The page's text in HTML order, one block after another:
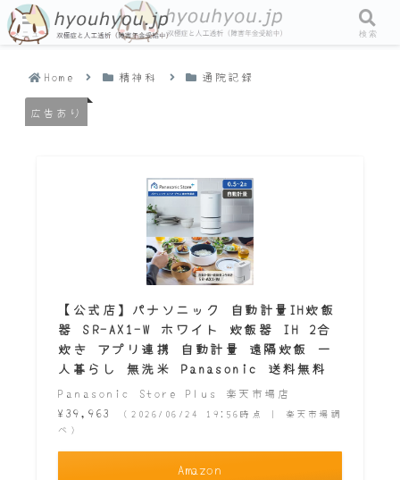
Home 精神科 通院記録
広告あり
【公式店】パナソニック 自動計量IH炊飯
器 SR-AX1-W ホワイト 炊飯器 IH 2合
炊き アプリ連携 自動計量 遠隔炊飯 一
人暮らし 無洗米 Panasonic 送料無料
Panasonic Store Plus 楽天市場店
¥39,963
（2026/06/24 19:56時点 | 楽天市場調
べ）
Amazon
メニュー 検索